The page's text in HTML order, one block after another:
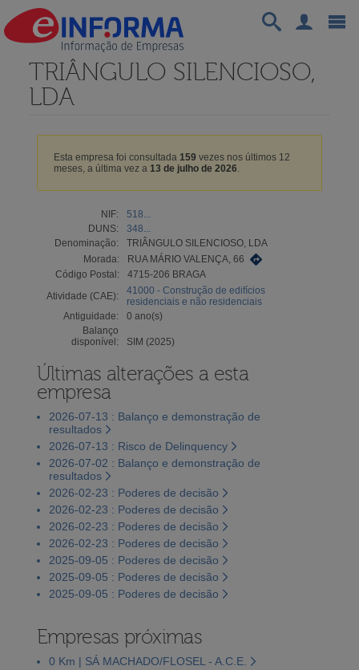
TRIÂNGULO SILENCIOSO,
LDA
Esta empresa foi consultada 159 vezes nos últimos 12
meses, a última vez a 13 de julho de 2026.
NIF:
518...
DUNS:
348...
Denominação:
TRIÂNGULO SILENCIOSO, LDA
Morada:
RUA MÁRIO VALENÇA, 66
Código Postal:
4715-206 BRAGA
Atividade (CAE):
41000 - Construção de edifícios
residenciais e não residenciais
Antiguidade:
0 ano(s)
Balanço
disponível:
SIM (2025)
Últimas alterações a esta
empresa
2026-07-13 : Balanço e demonstração de
resultados
2026-07-13 : Risco de Delinquency
2026-07-02 : Balanço e demonstração de
resultados
2026-02-23 : Poderes de decisão
2026-02-23 : Poderes de decisão
2026-02-23 : Poderes de decisão
2026-02-23 : Poderes de decisão
2025-09-05 : Poderes de decisão
2025-09-05 : Poderes de decisão
2025-09-05 : Poderes de decisão
Empresas próximas
0 Km | SÁ MACHADO/FLOSEL - A.C.E.